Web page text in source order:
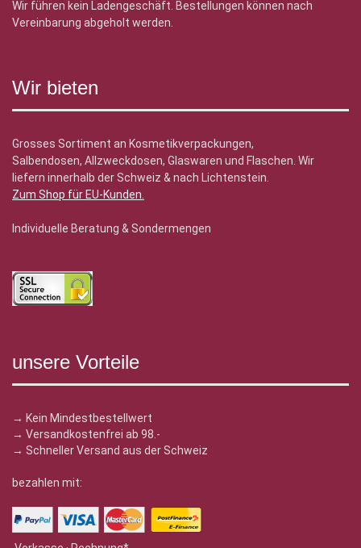
Wir führen kein Ladengeschäft. Bestellungen können nach
Vereinbarung abgeholt werden.
Wir bieten
Grosses Sortiment an Kosmetikverpackungen,
Salbendosen, Allzweckdosen, Glaswaren und Flaschen. Wir
liefern innerhalb der Schweiz & nach Lichtenstein.
Zum Shop für EU-Kunden
Individuelle Beratung & Sondermengen
unsere Vorteile
→ Kein Mindestbestellwert
→ Versandkostenfrei ab 98.-
→ Schneller Versand aus der Schweiz
bezahlen mit: